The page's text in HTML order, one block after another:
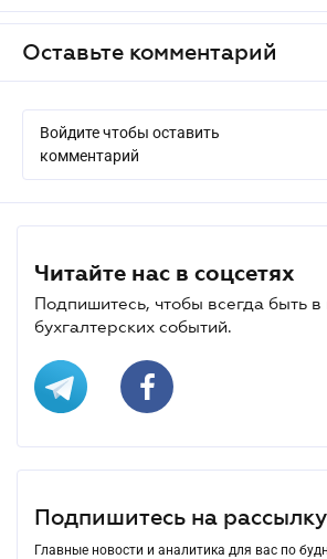
Оставьте комментарий
Войдите чтобы оставить
комментарий
Читайте нас в соцсетях
Подпишитесь, чтобы всегда быть в
бухгалтерских событий.
Подпишитесь на рассылку
Главные новости и аналитика для вас по